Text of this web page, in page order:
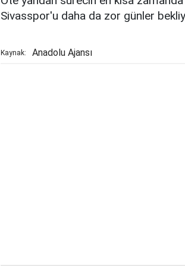
Sivasspor'u daha da zor günler
Kaynak: Anadolu Ajansı